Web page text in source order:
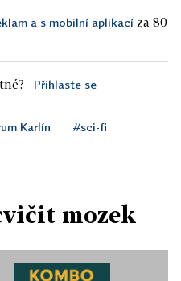
a s mobilní aplikací za 80
Přihlaste se
Karlín #sci-fi
mozek